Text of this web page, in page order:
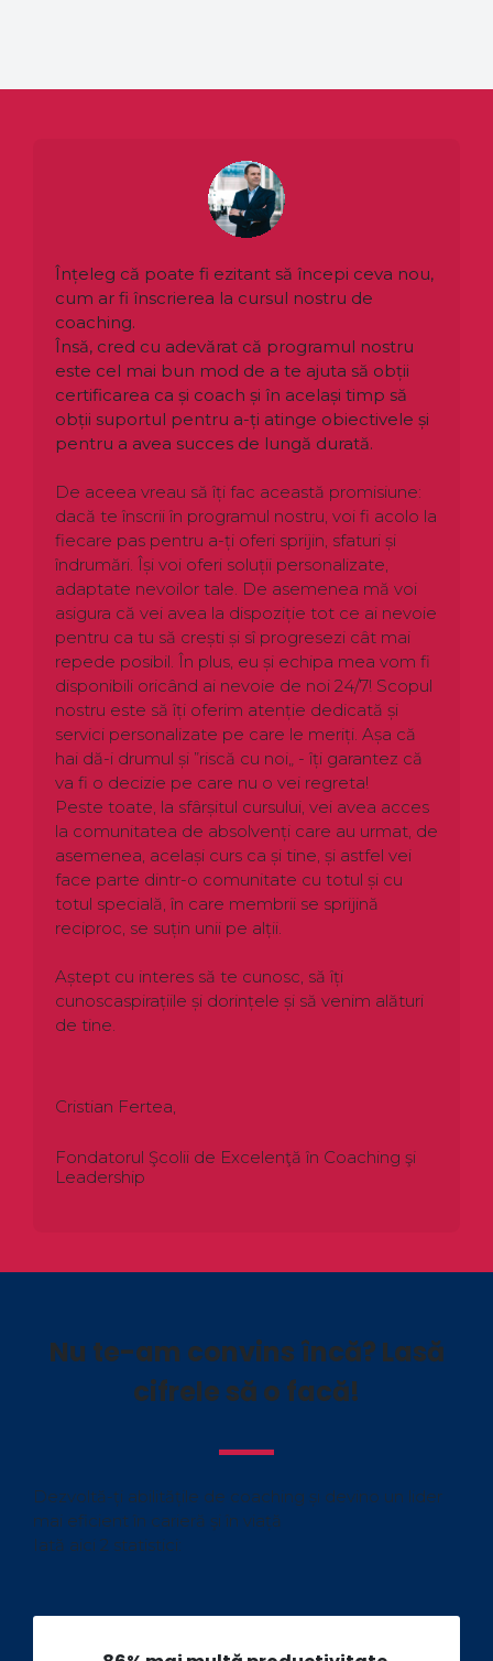
Înțeleg că poate fi ezitant să începi ceva nou,
cum ar fi înscrierea la cursul nostru de
coaching.
Însă, cred cu adevărat că programul nostru
este cel mai bun mod de a te ajuta să obții
certificarea ca și coach și în același timp să
obții suportul pentru a-ți atinge obiectivele și
pentru a avea succes de lungă durată.
De aceea vreau să îți fac această promisiune:
dacă te înscrii în programul nostru, voi fi acolo la
fiecare pas pentru a-ți oferi sprijin, sfaturi și
îndrumări. Își voi oferi soluții personalizate,
adaptate nevoilor tale. De asemenea mă voi
asigura că vei avea la dispoziție tot ce ai nevoie
pentru ca tu să crești și sî progresezi cât mai
repede posibil. În plus, eu și echipa mea vom fi
disponibili oricând ai nevoie de noi 24/7! Scopul
nostru este să îți oferim atenție dedicată și
servici personalizate pe care le meriți. Așa că
hai dă-i drumul și ”riscă cu noi„ - îți garantez că
va fi o decizie pe care nu o vei regreta!
Peste toate, la sfârșitul cursului, vei avea acces
la comunitatea de absolvenți care au urmat, de
asemenea, același curs ca și tine, și astfel vei
face parte dintr-o comunitate cu totul și cu
totul specială, în care membrii se sprijină
reciproc, se suțin unii pe alții.
Aștept cu interes să te cunosc, să îți
cunoscaspirațiile și dorințele și să venim alături
de tine.
Cristian Fertea,
Fondatorul Şcolii de Excelenţă în Coaching şi
Leadership
Nu te-am convins încă? Lasă
cifrele să o facă!
Dezvoltă-ți abilitățile de coaching și devino un lider
mai eficient în carieră şi în viață
Iată aici 2 statistici: